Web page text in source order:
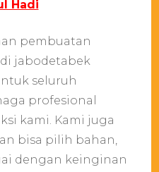
Hadi
pembuatan
jabodetabek
seluruh
profesional
kami. Kami juga
bisa pilih bahan,
dengan keinginan